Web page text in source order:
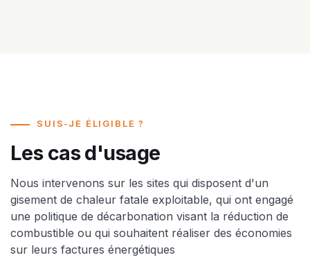
SUIS-JE ÉLIGIBLE ?
Les cas d'usage
Nous intervenons sur les sites qui disposent d'un
gisement de chaleur fatale exploitable, qui ont engagé
une politique de décarbonation visant la réduction de
combustible ou qui souhaitent réaliser des économies
sur leurs factures énergétiques